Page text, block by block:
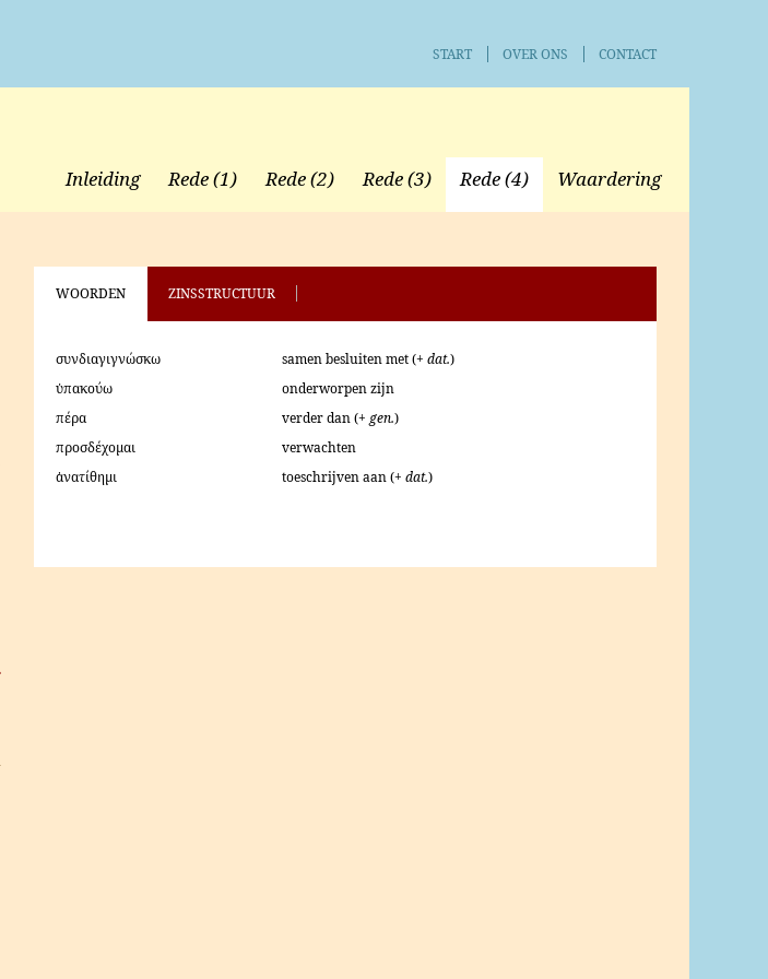
START OVER ONS CONTACT
Inleiding Rede (1) Rede (2) Rede (3) Rede (4) Waardering
WOORDEN ZINSSTRUCTUUR
συνδιαγιγνώσκω
ὑπακούω
πέρα
προσδέχομαι
ἀνατίθημι
samen besluiten met (+ dat.)
onderworpen zijn
verder dan (+ gen.)
verwachten
toeschrijven aan (+ dat.)